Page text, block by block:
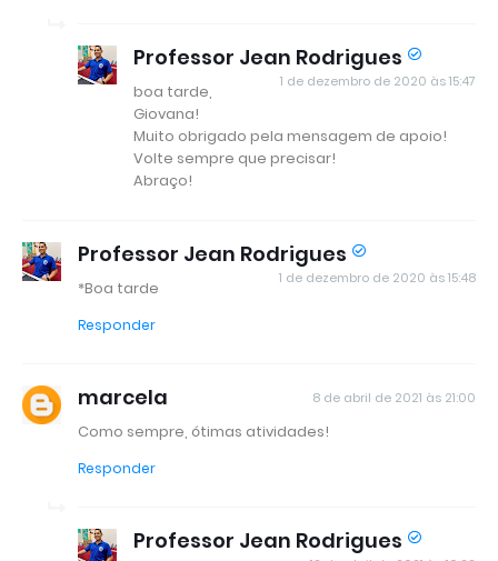
Professor Jean Rodrigues
1 de dezembro de 2020 às 15:47
boa tarde,
Giovana!
Muito obrigado pela mensagem de apoio!
Volte sempre que precisar!
Abraço!
Professor Jean Rodrigues
1 de dezembro de 2020 às 15:48
*Boa tarde
Responder
marcela 8 de abril de 2021 às 21:00
Como sempre, ótimas atividades!
Responder
Professor Jean Rodrigues